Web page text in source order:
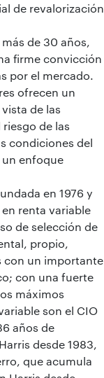
de revalorización
más de 30 años,
firme convicción
por el mercado.
ofrecen un
de las
de las
condiciones del
enfoque
en 1976 y
renta variable
de selección de
propio,
con un importante
con una fuerte
máximos
son el CIO
años de
desde 1983,
que acumula